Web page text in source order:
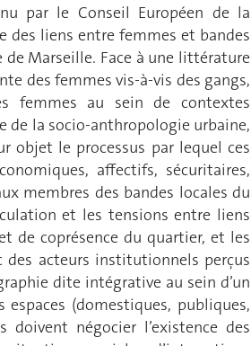
par le Conseil Européen de la
des liens entre femmes et bandes
Marseille. Face à une littérature
des femmes vis-à-vis des gangs,
femmes au sein de contextes
de la socio-anthropologie urbaine,
objet le processus par lequel ces
affectifs, sécuritaires,
membres des bandes locales du
et les tensions entre liens
de coprésence du quartier, et les
acteurs institutionnels perçus
dite intégrative au sein d’un
(domestiques, publiques,
négocier l’existence des